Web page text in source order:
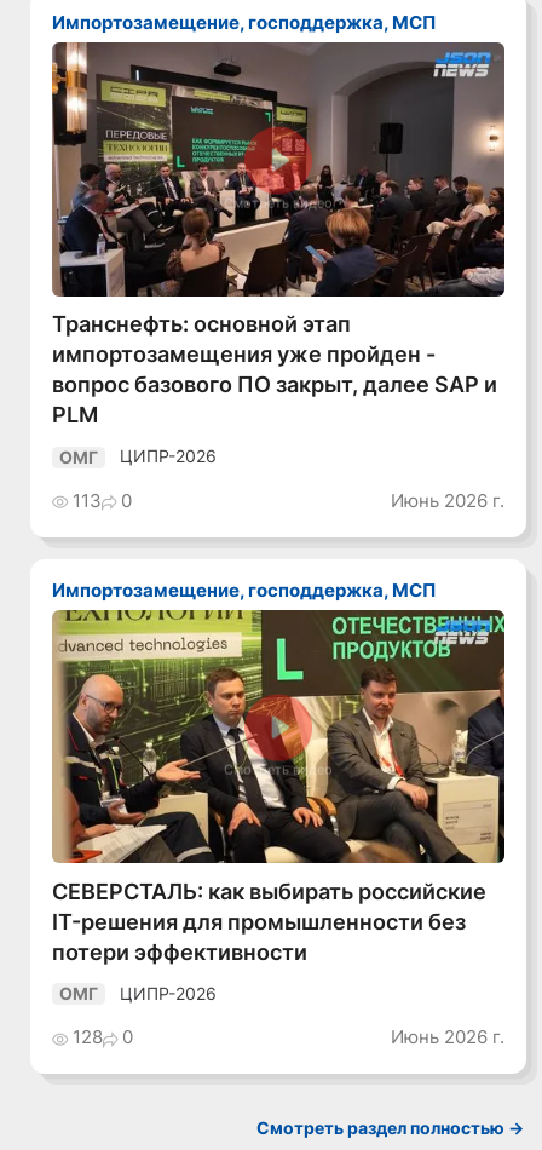
Импортозамещение, господдержка, МСП
Смотреть видео
Транснефть: основной этап
импортозамещения уже пройден -
вопрос базового ПО закрыт, далее SAP и
PLM
ОМГ ЦИПР-2026
113 0 Июнь 2026 г.
Импортозамещение, господдержка, МСП
Смотреть видео
СЕВЕРСТАЛЬ: как выбирать российские
IT-решения для промышленности без
потери эффективности
ОМГ ЦИПР-2026
128 0 Июнь 2026 г.
Смотреть раздел полностью ->